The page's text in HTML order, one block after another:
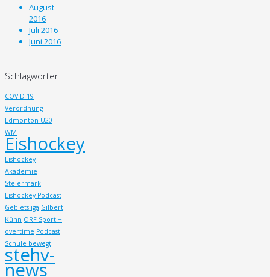
August
2016
Juli 2016
Juni 2016
Schlagwörter
COVID-19
Verordnung
Edmonton U20
WM
Eishockey
Eishockey
Akademie
Steiermark
Eishockey Podcast
Gebietsliga Gilbert
Kühn ORF Sport +
overtime Podcast
Schule bewegt
stehv-
news